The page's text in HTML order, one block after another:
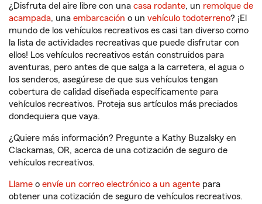
¿Disfruta del aire libre con una casa rodante, un remolque de
acampada, una embarcación o un vehículo todoterreno? ¡El
mundo de los vehículos recreativos es casi tan diverso como
la lista de actividades recreativas que puede disfrutar con
ellos! Los vehículos recreativos están construidos para
aventuras, pero antes de que salga a la carretera, el agua o
los senderos, asegúrese de que sus vehículos tengan
cobertura de calidad diseñada específicamente para
vehículos recreativos. Proteja sus artículos más preciados
dondequiera que vaya.
¿Quiere más información? Pregunte a Kathy Buzalsky en
Clackamas, OR, acerca de una cotización de seguro de
vehículos recreativos.
Llame o envíe un correo electrónico a un agente para
obtener una cotización de seguro de vehículos recreativos.